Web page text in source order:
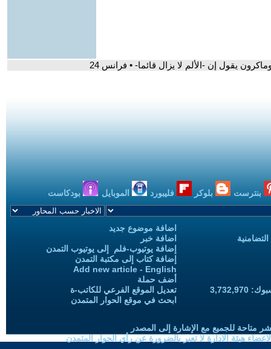
يقول إن -الألم لا يزال قائما- • فرانس 24
بنترست بلوكر فليبورد الموبايل بودكاست
اضافة موضوع جديد
اضافة خبر
إضافة يوتيوب-فلم إلى يوتيوب التمدن
إضافة كتاب إلى مكتبة التمدن
Add new article - English
أضف حملة
تعديل الموقع الفرعي للكاتب-ة
ابحث في موقع الحوار المتمدن
متاحة للجميع مع الإشارة إلى المصدر
هيئة الادارة لا تعبر بالضرورة عن رأي الحوار المتمدن